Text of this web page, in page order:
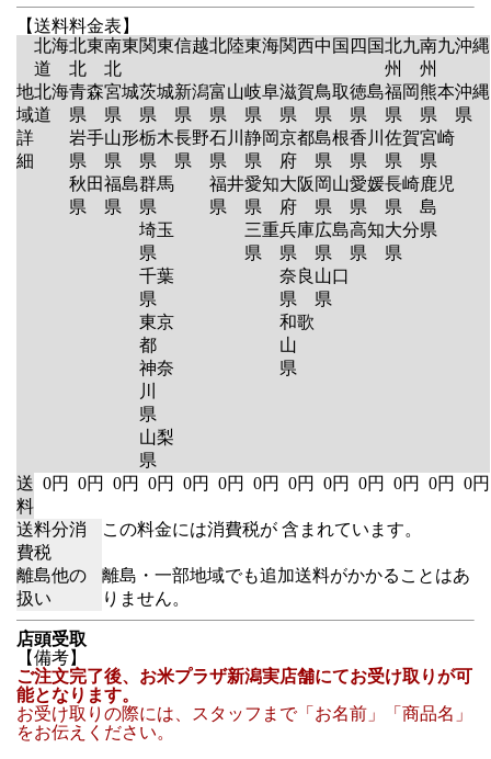
【送料料金表】
北海
道
北東
北
南東
北
関東信越北陸東海関西中国 四国北九
州
南九
州
沖縄
地
域
詳
細
北海
道
青森
県
岩手
県
秋田
県
宮城
県
山形
県
福島
県
茨城
県
栃木
県
群馬
県
埼玉
県
千葉
県
東京
都
神奈
川
県
山梨
県
新潟
県
長野
県
富山
県
石川
県
福井
県
岐阜
県
静岡
県
愛知
県
三重
県
滋賀
県
京都
府
大阪
府
兵庫
県
奈良
県
和歌
山
県
鳥取
県
島根
県
岡山
県
広島
県
山口
県
徳島
県
香川
県
愛媛
県
高知
県
福岡
県
佐賀
県
長崎
県
大分
県
熊本
県
宮崎
県
鹿児
島
県
沖縄
県
送
料
0円 0円 0円 0円 0円 0円 0円 0円 0円 0円 0円 0円 0円
送料分消
費税
この料金には消費税が 含まれています。
離島他の
扱い
離島・一部地域でも追加送料がかかることはあ
りません。
店頭受取
【備考】
ご注文完了後、お米プラザ新潟実店舗にてお受け取りが可
能となります。
お受け取りの際には、スタッフまで「お名前」「商品名」
をお伝えください。